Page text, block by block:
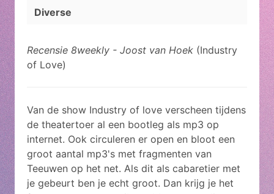
Diverse
Recensie 8weekly - Joost van Hoek (Industry
of Love)
Van de show Industry of love verscheen tijdens
de theatertoer al een bootleg als mp3 op
internet. Ook circuleren er open en bloot een
groot aantal mp3's met fragmenten van
Teeuwen op het net. Als dit als cabaretier met
je gebeurt ben je echt groot. Dan krijg je het